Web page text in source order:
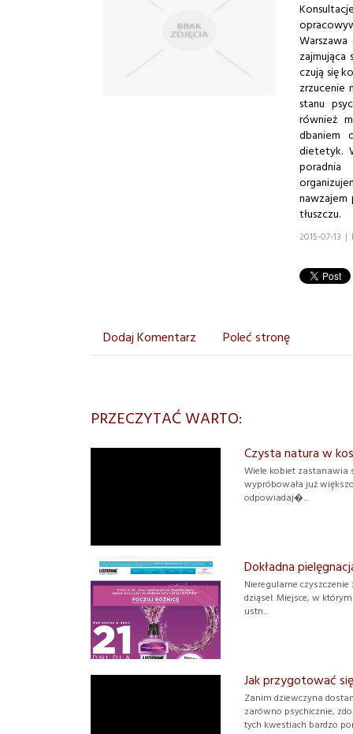
czują się
zrzucenie
stanu
również
dbaniem
dietetyk.
nawzajem
tłuszczu.
2015-07-13 |
Dodaj Komentarz Poleć stronę
PRZECZYTAĆ WARTO:
Czysta natura w
Wiele kobiet zastanawia
wypróbowała już
odpowiadaj�...
Dokładna
Nieregularne
dziąseł. Miejsce, w
ustn...
Jak przygotować
Zanim dziewczyna
zarówno psychicznie,
tych kwestiach bardzo